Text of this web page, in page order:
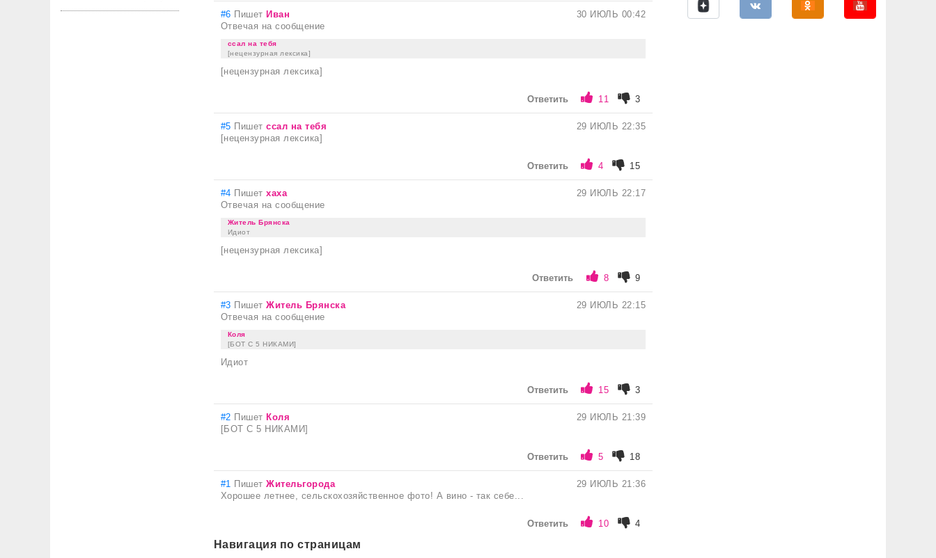
#6 Пишет Иван
30 ИЮЛЬ 00:42
Отвечая на сообщение
ссал на тебя
[нецензурная лексика]
[нецензурная лексика]
Ответить 11 3
#5 Пишетссал на тебя
29 ИЮЛЬ 22:35
[нецензурная лексика]
Ответить 4 15
#4 Пишетхаха
29 ИЮЛЬ 22:17
Отвечая на сообщение
Житель Брянска
Идиот
[нецензурная лексика]
Ответить 8 9
#3 ПишетЖитель Брянска
29 ИЮЛЬ 22:15
Отвечая на сообщение
Коля
[БОТ С 5 НИКАМИ]
Идиот
Ответить 15 3
#2 Пишет Коля
29 ИЮЛЬ 21:39
[БОТ С 5 НИКАМИ]
Ответить 5 18
#1 ПишетЖительгорода
29 ИЮЛЬ 21:36
Хорошее летнее, сельскохозяйственное фото! А вино - так себе...
Ответить 10 4
Навигация по страницам